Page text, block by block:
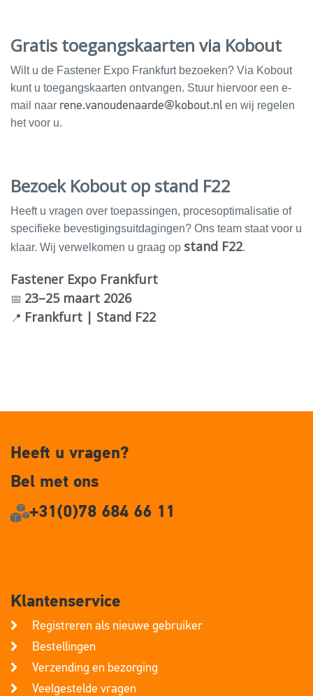
Gratis toegangskaarten via Kobout
Wilt u de Fastener Expo Frankfurt bezoeken? Via Kobout
kunt u toegangskaarten ontvangen. Stuur hiervoor een e-
mail naar rene.vanoudenaarde@kobout.nl en wij regelen
het voor u.
Bezoek Kobout op stand F22
Heeft u vragen over toepassingen, procesoptimalisatie of
specifieke bevestigingsuitdagingen? Ons team staat voor u
klaar. Wij verwelkomen u graag op stand F22.
Fastener Expo Frankfurt
📅 23–25 maart 2026
📍 Frankfurt | Stand F22
Heeft u vragen?
Bel met ons
+31(0)78 684 66 11
Klantenservice
Registreren als nieuwe gebruiker
Bestellingen
Verzending en bezorging
Veelgestelde vragen